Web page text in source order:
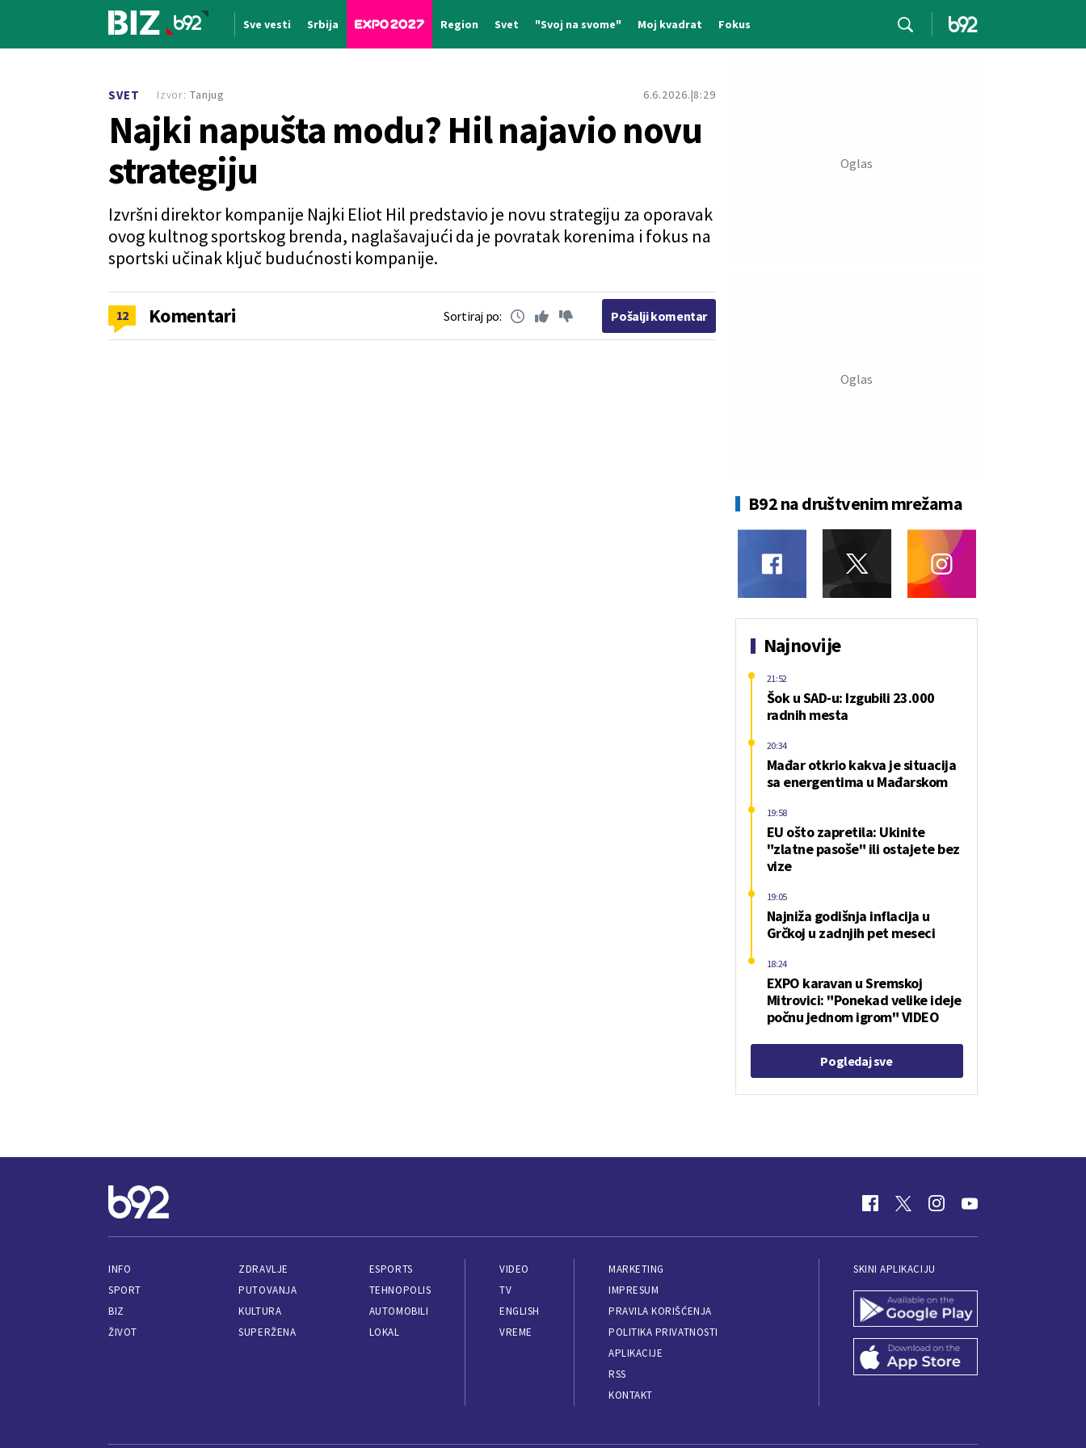
Sve vesti Srbija Region Svet "Svoj na svome" Moj kvadrat Fokus
SVET 6.6.2026. 8:29
Najki napušta modu? Hil najavio novu
strategiju
Izvršni direktor kompanije Najki Eliot Hil predstavio je novu strategiju za oporavak
ovog kultnog sportskog brenda, naglašavajući da je povratak korenima i fokus na
sportski učinak ključ budućnosti kompanije.
Izvor: Tanjug
12 Komentari Sortiraj po: Pošalji komentar
B92 na društvenim mrežama
Najnovije
Šok u SAD-u: Izgubili 23.000
radnih mesta
21:52
Mađar otkrio kakva je situacija
sa energentima u Mađarskom
20:34
EU ošto zapretila: Ukinite
"zlatne pasoše" ili ostajete bez
vize
19:58
Najniža godišnja inflacija u
Grčkoj u zadnjih pet meseci
19:05
EXPO karavan u Sremskoj
Mitrovici: "Ponekad velike ideje
počnu jednom igrom" VIDEO
18:24
Pogledaj sve
INFO
SPORT
BIZ
ŽIVOT
ZDRAVLJE
PUTOVANJA
KULTURA
SUPERŽENA
ESPORTS
TEHNOPOLIS
AUTOMOBILI
LOKAL
VIDEO
TV
ENGLISH
VREME
MARKETING
IMPRESUM
PRAVILA KORIŠĆENJA
POLITIKA PRIVATNOSTI
APLIKACIJE
RSS
KONTAKT
SKINI APLIKACIJU